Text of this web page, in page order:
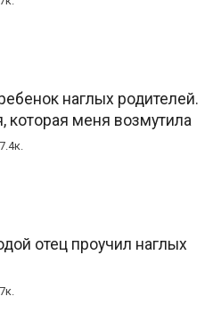
наглых родителей.
которая меня возмутила
7.4к.
отец проучил наглых
7к.